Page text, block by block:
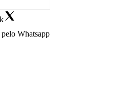
pelo Whatsapp